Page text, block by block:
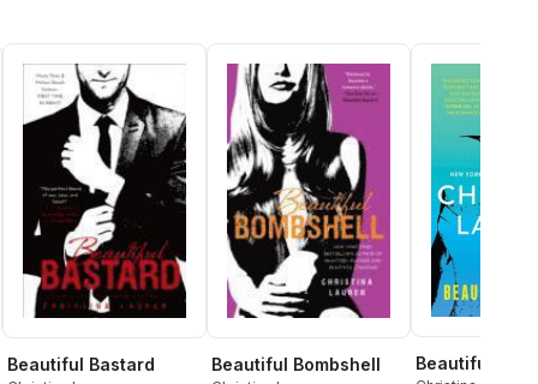
Beautiful Bastard Beautiful Bombshell Beautiful